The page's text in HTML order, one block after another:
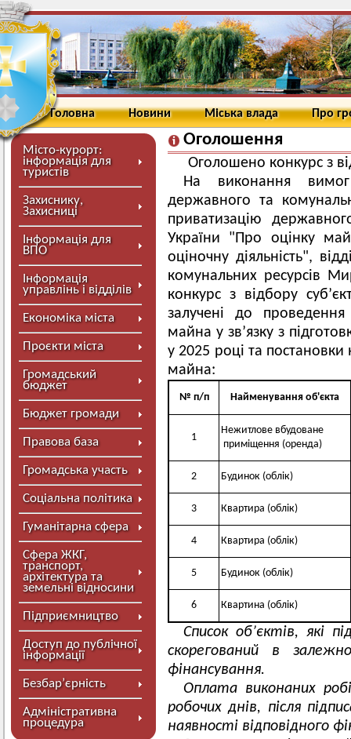
Головна Новини Міська влада Про
Місто-курорт:
інформація для
туристів
Захиснику,
Захисниці
Інформація для
ВПО
Інформація
управлінь і відділів
Економіка міста
Проєкти міста
Громадський
бюджет
Бюджет громади
Правова база
Громадська участь
Соціальна політика
Гуманітарна сфера
Сфера ЖКГ,
транспорт,
архітектура та
земельні відносини
Підприємництво
Доступ до публічної
інформації
Безбар’єрність
Адміністративна
процедура
Оголошення
Оголошено конкурс з
На виконання
державного та
приватизацію
України "Про оцінку
оціночну діяльність",
комунальних ресурсів
конкурс з відбору
залучені до
майна у зв’язку з
у 2025 році та
майна:
№ п/п Найменування об'єкта
1
Нежитлове вбудоване
приміщення (оренда)
2 Будинок (облік)
3 Квартира (облік)
4 Квартира (облік)
5 Будинок (облік)
6 Квартина (облік)
Список об’єктів, які
скорегований в
фінансування.
Оплата виконаних
робочих днів, після
наявності відповідного